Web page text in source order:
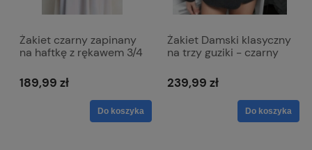
Żakiet czarny zapinany
na haftkę z rękawem 3/4
189,99 zł
Do koszyka
Żakiet Damski klasyczny
na trzy guziki - czarny
239,99 zł
Do koszyka